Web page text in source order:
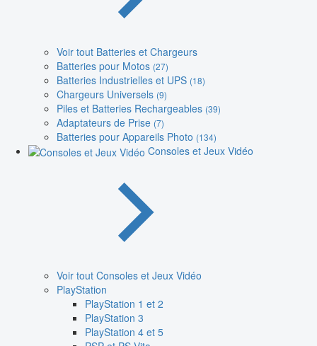
Voir tout Batteries et Chargeurs
Batteries pour Motos (27)
Batteries Industrielles et UPS (18)
Chargeurs Universels (9)
Piles et Batteries Rechargeables (39)
Adaptateurs de Prise (7)
Batteries pour Appareils Photo (134)
Consoles et Jeux Vidéo
Voir tout Consoles et Jeux Vidéo
PlayStation
PlayStation 1 et 2
PlayStation 3
PlayStation 4 et 5